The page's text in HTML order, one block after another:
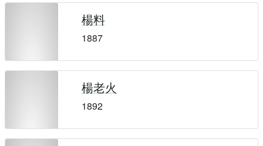
楊料
1887
楊老火
1892